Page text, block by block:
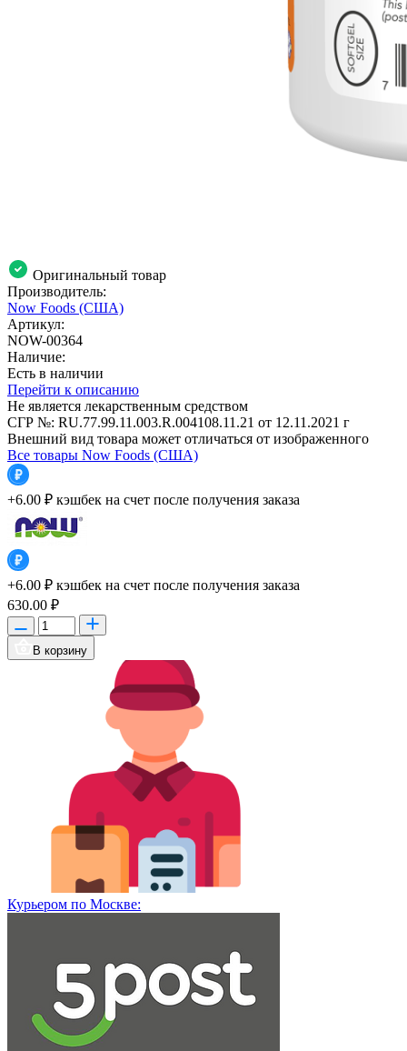
Оригинальный товар
Производитель:
Now Foods (США)
Артикул:
NOW-00364
Наличие:
Есть в наличии
Перейти к описанию
Не является лекарственным средством
СГР №: RU.77.99.11.003.R.004108.11.21 от 12.11.2021 г
Внешний вид товара может отличаться от изображенного
Все товары Now Foods (США)
+6.00 ₽ кэшбек на счет после получения заказа
+6.00 ₽ кэшбек на счет после получения заказа
630.00 ₽
В корзину
Курьером по Москве: